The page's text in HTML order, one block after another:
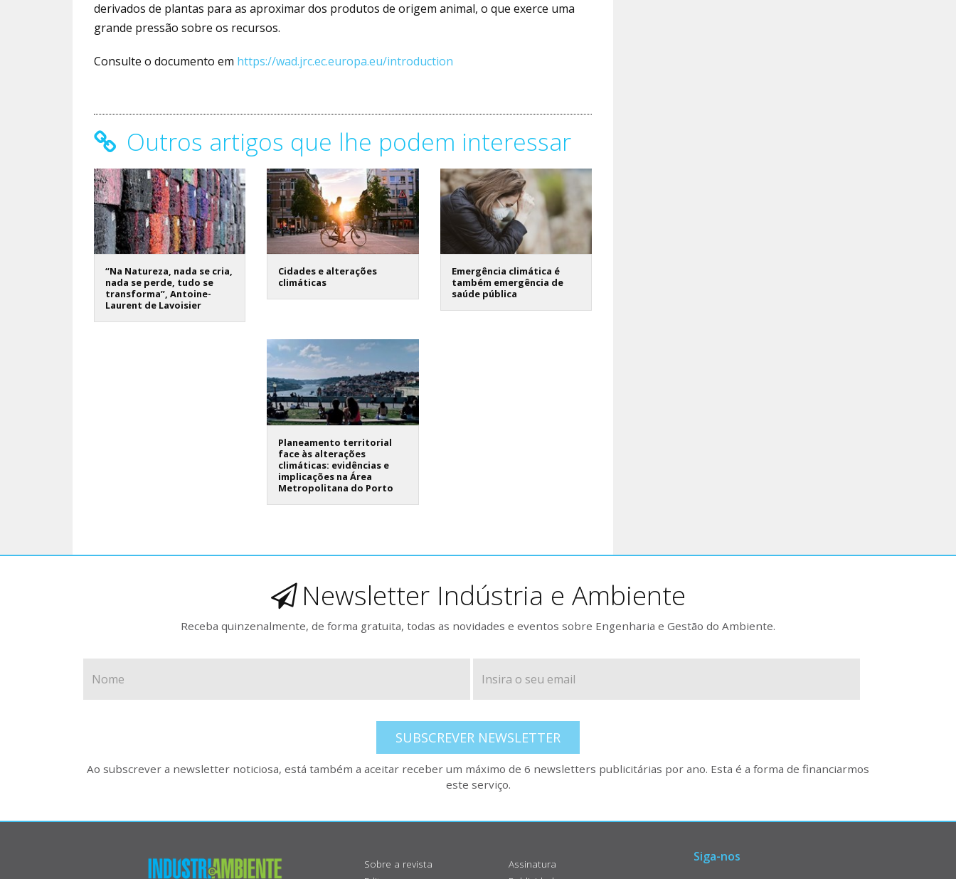
derivados de plantas para as aproximar dos produtos de origem animal, o que exerce uma
grande pressão sobre os recursos.
Consulte o documento em https://wad.jrc.ec.europa.eu/introduction
Outros artigos que lhe podem interessar
“Na Natureza, nada se cria,
nada se perde, tudo se
transforma”, Antoine-
Laurent de Lavoisier
Cidades e alterações
climáticas
Emergência climática é
também emergência de
saúde pública
Planeamento territorial
face às alterações
climáticas: evidências e
implicações na Área
Metropolitana do Porto
Newsletter Indústria e Ambiente
Receba quinzenalmente, de forma gratuita, todas as novidades e eventos sobre Engenharia e Gestão do Ambiente.
SUBSCREVER NEWSLETTER
Ao subscrever a newsletter noticiosa, está também a aceitar receber um máximo de 6 newsletters publicitárias por ano. Esta é a forma de financiarmos
este serviço.
Sobre a revista
Assinatura
Siga-nos